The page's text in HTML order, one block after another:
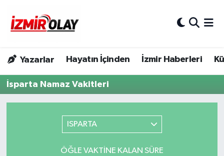
Yazarlar Hayatın İçinden İzmir Haberleri
İsparta Namaz Vakitleri
ISPARTA
ÖĞLE VAKTINE KALAN SÜRE
Konak Trafik Yoğunluk Haritası
Süper Lig Puan Durumu ve Fikstür
Tüm Manşetler